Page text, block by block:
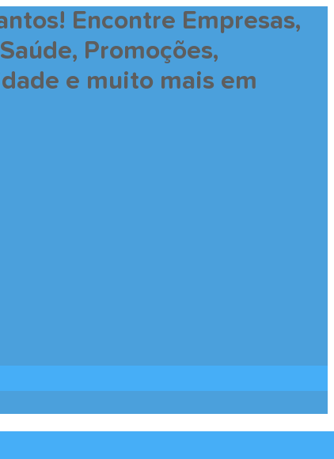
Encontre Empresas,
Promoções,
e muito mais em